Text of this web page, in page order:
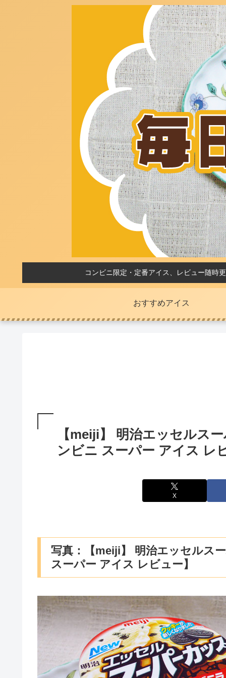
コンビニ限定・定番アイス、レビュー随時
おすすめアイス
【meiji】 明治エッセルス
ンビニ スーパー アイス レ
X
写真：【meiji】 明治エッセルス
スーパー アイス レビュー】